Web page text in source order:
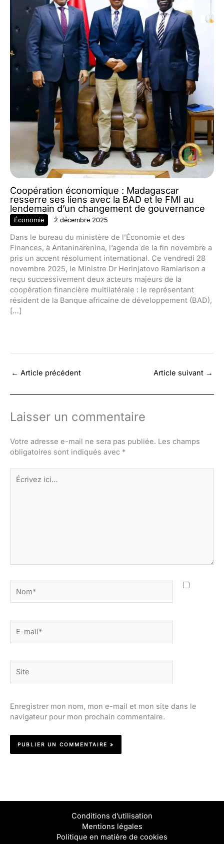
Coopération économique : Madagascar
resserre ses liens avec la BAD et le FMI au
lendemain d’un changement de gouvernance
Économie 2 décembre 2025
Dans le bureau du ministère de l’Économie et des
Finances, à Antaninarenina, l’agenda de la fin novembre a
pris un accent résolument international. Ce vendredi 28
novembre 2025, le Ministre Dr Herinjatovo Ramiarison a
reçu successivement deux acteurs majeurs de la
coopération financière multilatérale : le représentant
résident de la Banque africaine de développement (BAD),
[…]
← Article précédent Article suivant →
Laisser un commentaire
Votre adresse e-mail ne sera pas publiée. Les champs
obligatoires sont indiqués avec *
Écrivez
ici…
mail*
Enregistrer mon nom, mon e-mail et mon site dans le
navigateur pour mon prochain commentaire.
Conditions d’utilisation
Mentions légales
Politique en matière de cookies